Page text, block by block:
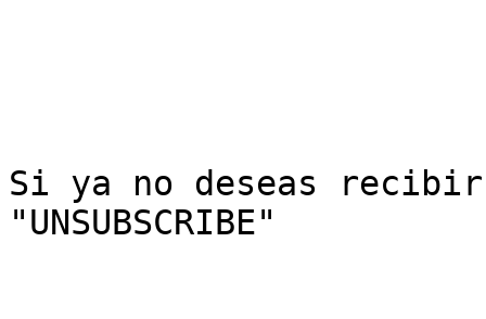
Si ya no deseas
"UNSUBSCRIBE"